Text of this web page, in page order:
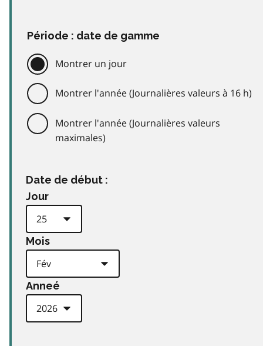
Période : date de gamme
Montrer un jour
Montrer l'année (Journalières valeurs à 16 h)
Montrer l'année (Journalières valeurs
maximales)
Date de début :
Jour
Mois
Anneé